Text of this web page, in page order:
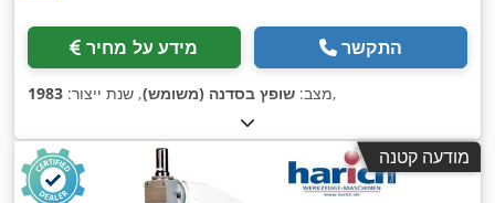
מידע על מחיר התקשר
מצב: שופץ בסדנה (משומש), שנת ייצור: 1983 ,
מודעה קטנה